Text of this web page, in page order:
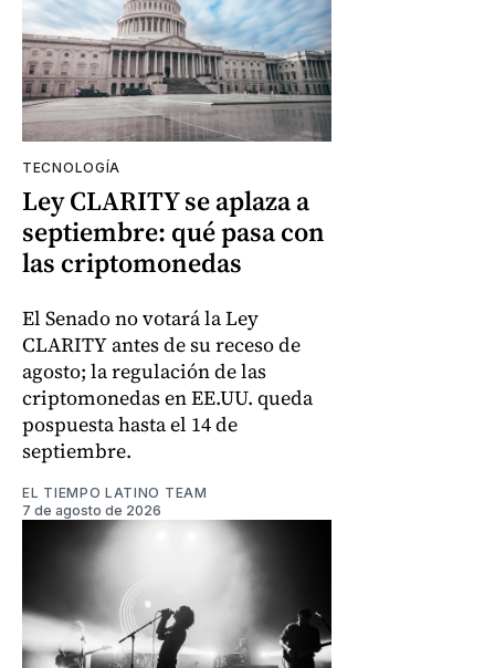
TECNOLOGÍA
Ley CLARITY se aplaza a
septiembre: qué pasa con
las criptomonedas
El Senado no votará la Ley
CLARITY antes de su receso de
agosto; la regulación de las
criptomonedas en EE.UU. queda
pospuesta hasta el 14 de
septiembre.
EL TIEMPO LATINO TEAM
7 de agosto de 2026